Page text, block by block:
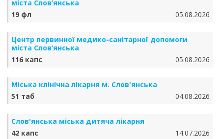
міста Слов’янська
19 фл
05.08.2026
Центр первинної медико-санітарної допомоги
міста Слов’янська
116 капс
05.08.2026
Міська клінічна лікарня м. Слов'янська
51 таб
04.08.2026
Слов'янська міська дитяча лікарня
42 капс
14.07.2026